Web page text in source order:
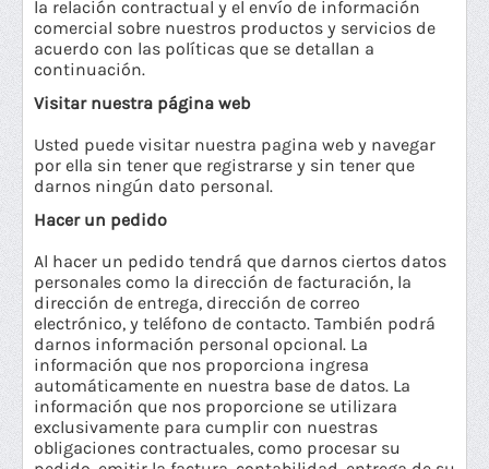
la relación contractual y el envío de información
comercial sobre nuestros productos y servicios de
acuerdo con las políticas que se detallan a
continuación.
Visitar nuestra página web
Usted puede visitar nuestra pagina web y navegar
por ella sin tener que registrarse y sin tener que
darnos ningún dato personal.
Hacer un pedido
Al hacer un pedido tendrá que darnos ciertos datos
personales como la dirección de facturación, la
dirección de entrega, dirección de correo
electrónico, y teléfono de contacto. También podrá
darnos información personal opcional. La
información que nos proporciona ingresa
automáticamente en nuestra base de datos. La
información que nos proporcione se utilizara
exclusivamente para cumplir con nuestras
obligaciones contractuales, como procesar su